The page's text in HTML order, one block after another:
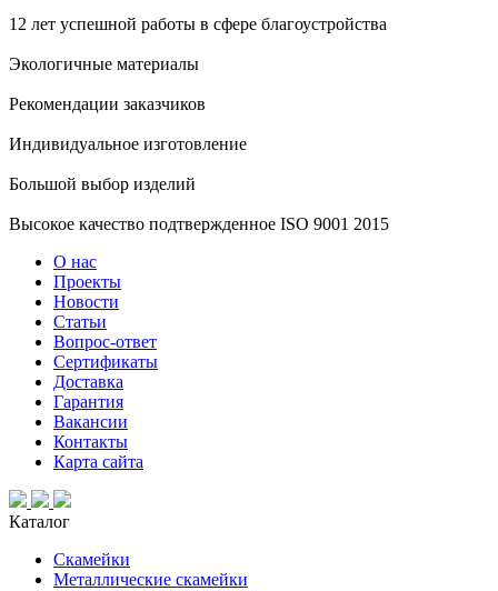
12 лет успешной работы в сфере благоустройства
Экологичные материалы
Рекомендации заказчиков
Индивидуальное изготовление
Большой выбор изделий
Высокое качество подтвержденное ISO 9001 2015
О нас
Проекты
Новости
Статьи
Вопрос-ответ
Сертификаты
Доставка
Гарантия
Вакансии
Контакты
Карта сайта
Каталог
Скамейки
Металлические скамейки